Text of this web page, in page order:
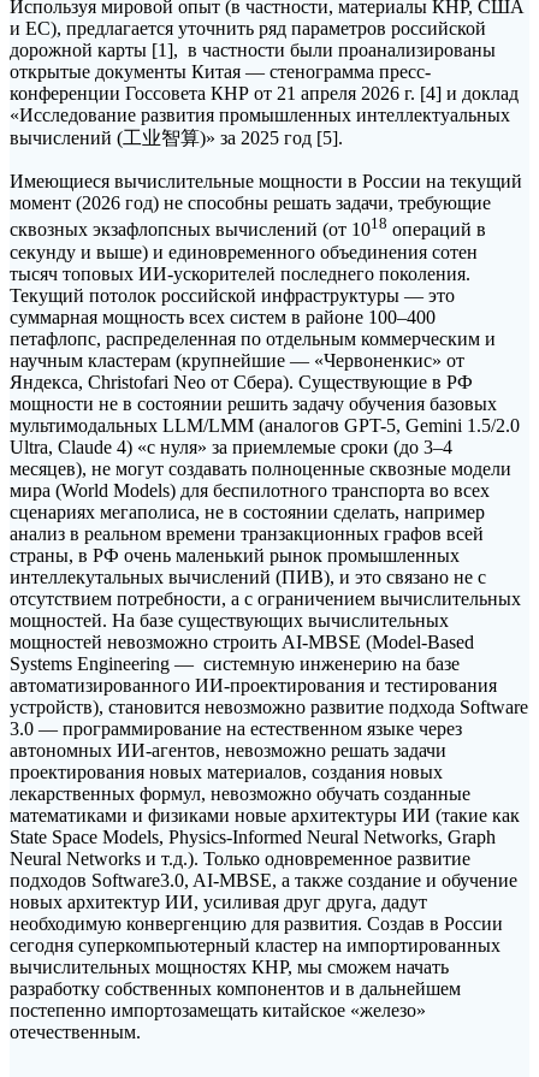
Используя мировой опыт (в частности, материалы КНР, США
и ЕС), предлагается уточнить ряд параметров российской
дорожной карты [1], в частности были проанализированы
открытые документы Китая — стенограмма пресс-
конференции Госсовета КНР от 21 апреля 2026 г. [4] и доклад
«Исследование развития промышленных интеллектуальных
вычислений (工业智算)» за 2025 год [5].
Имеющиеся вычислительные мощности в России на текущий
момент (2026 год) не способны решать задачи, требующие
сквозных экзафлопсных вычислений (от 1018 операций в
секунду и выше) и единовременного объединения сотен
тысяч топовых ИИ-ускорителей последнего поколения.
Текущий потолок российской инфраструктуры — это
суммарная мощность всех систем в районе 100–400
петафлопс, распределенная по отдельным коммерческим и
научным кластерам (крупнейшие — «Червоненкис» от
Яндекса, Christofari Neo от Сбера). Существующие в РФ
мощности не в состоянии решить задачу обучения базовых
мультимодальных LLM/LMM (аналогов GPT-5, Gemini 1.5/2.0
Ultra, Claude 4) «с нуля» за приемлемые сроки (до 3–4
месяцев), не могут создавать полноценные сквозные модели
мира (World Models) для беспилотного транспорта во всех
сценариях мегаполиса, не в состоянии сделать, например
анализ в реальном времени транзакционных графов всей
страны, в РФ очень маленький рынок промышленных
интеллекутальных вычислений (ПИВ), и это связано не с
отсутствием потребности, а с ограничением вычислительных
мощностей. На базе существующих вычислительных
мощностей невозможно строить AI-MBSE (Model-Based
Systems Engineering — системную инженерию на базе
автоматизированного ИИ-проектирования и тестирования
устройств), становится невозможно развитие подхода Software
3.0 — программирование на естественном языке через
автономных ИИ-агентов, невозможно решать задачи
проектирования новых материалов, создания новых
лекарственных формул, невозможно обучать созданные
математиками и физиками новые архитектуры ИИ (такие как
State Space Models, Physics-Informed Neural Networks, Graph
Neural Networks и т.д.). Только одновременное развитие
подходов Software3.0, AI-MBSE, а также создание и обучение
новых архитектур ИИ, усиливая друг друга, дадут
необходимую конвергенцию для развития. Создав в России
сегодня суперкомпьютерный кластер на импортированных
вычислительных мощностях КНР, мы сможем начать
разработку собственных компонентов и в дальнейшем
постепенно импортозамещать китайское «железо»
отечественным.